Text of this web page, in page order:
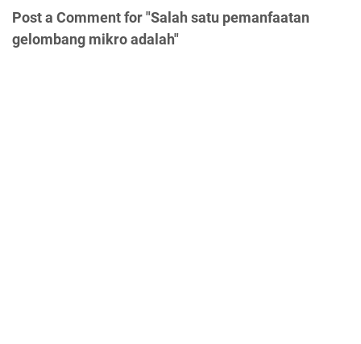
Post a Comment for "Salah satu pemanfaatan
gelombang mikro adalah"